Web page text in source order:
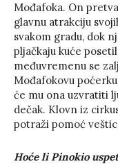
Mođafoka. On
glavnu atrakciju
svakom gradu, dok
pljačkaju kuće
međuvremenu se
Mođafokovu
će mu ona uzvratiti
dečak. Klovn iz
potraži pomoć
Hoće li Pinokio